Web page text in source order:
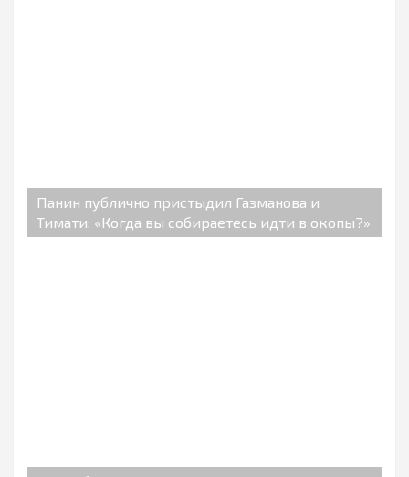
Панин публично пристыдил Газманова и
Тимати: «Когда вы собираетесь идти в окопы?»